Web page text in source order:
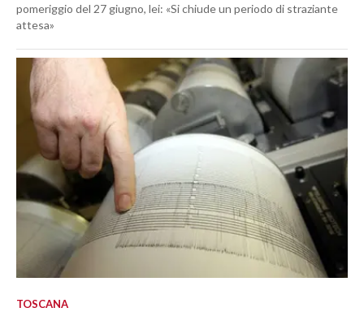
pomeriggio del 27 giugno, lei: «Si chiude un periodo di straziante
attesa»
TOSCANA